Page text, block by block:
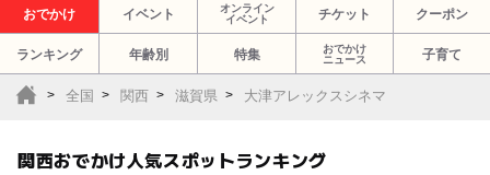
おでかけ イベント
オンライン
イベント
チケット クーポン
ランキング 年齢別 特集
おでかけ
ニュース
子育て
全国 関西 滋賀県 大津アレックスシネマ
関西おでかけ人気スポットランキング